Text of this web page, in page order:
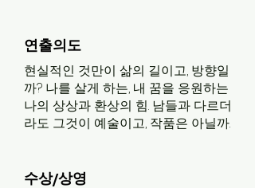
연출의도
현실적인 것만이 삶의 길이고, 방향일
까? 나를 살게 하는, 내 꿈을 응원하는
나의 상상과 환상의 힘. 남들과 다르더
라도 그것이 예술이고, 작품은 아닐까.
수상/상영